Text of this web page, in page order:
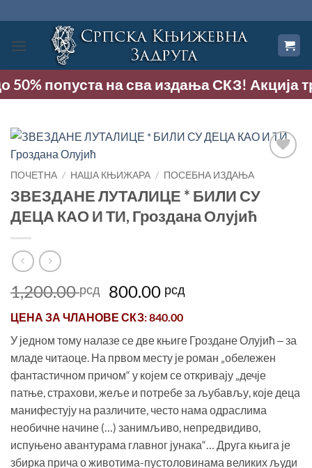
на
садржај
50% попуста на сва издања СКЗ! Акција
ПОЧЕТНА / НАША КЊИЖАРА / ПОСЕБНА ИЗДАЊА
ЗВЕЗДАНЕ ЛУТАЛИЦЕ * БИЛИ СУ
ДЕЦА КАО И ТИ, Гроздана Олујић
1,200.00рсд Оригинална
је
била:
1,200.00 рсд.
800.00 рсдТренутна
800.00 рсд.
ЦЕНА ЗА ЧЛАНОВЕ СКЗ: 840.00
У једном тому налазе се две књиге Гроздане Олујић ‒ за
младе читаоце. На првом месту је роман „обележен
фантастичном причом“ у којем се откривају „дечје
патње, страхови, жеље и потребе за љубављу, које деца
манифестују на различите, често нама одраслима
необичне начине (…) занимљиво, непредвидиво,
испуњено авантурама главног јунака“… Друга књига је
збирка прича о животима-пустоловинама великих људи